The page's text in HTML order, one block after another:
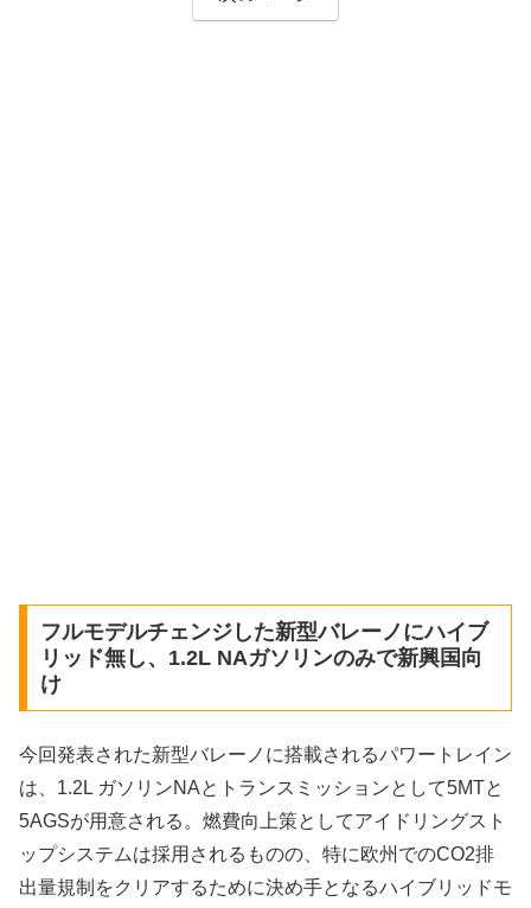
フルモデルチェンジした新型バレーノにハイブ
リッド無し、1.2L NAガソリンのみで新興国向
け
今回発表された新型バレーノに搭載されるパワートレイン
は、1.2L ガソリンNAとトランスミッションとして5MTと
5AGSが用意される。燃費向上策としてアイドリングスト
ップシステムは採用されるものの、特に欧州でのCO2排
出量規制をクリアするために決め手となるハイブリッドモ